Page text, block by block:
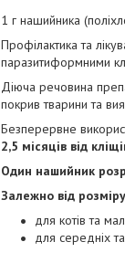
1 г нашийника
Профілактика та
паразитиформними
Діюча речовина
покрив тварини та
Безперервне
2,5 місяців від
Один нашийник
Залежно від
для котів та
для середніх